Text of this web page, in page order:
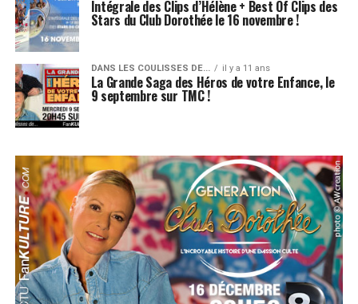
Intégrale des Clips d’Hélène + Best Of Clips des
Stars du Club Dorothée le 16 novembre !
DANS LES COULISSES DE... il y a 11 ans
La Grande Saga des Héros de votre Enfance, le
9 septembre sur TMC !